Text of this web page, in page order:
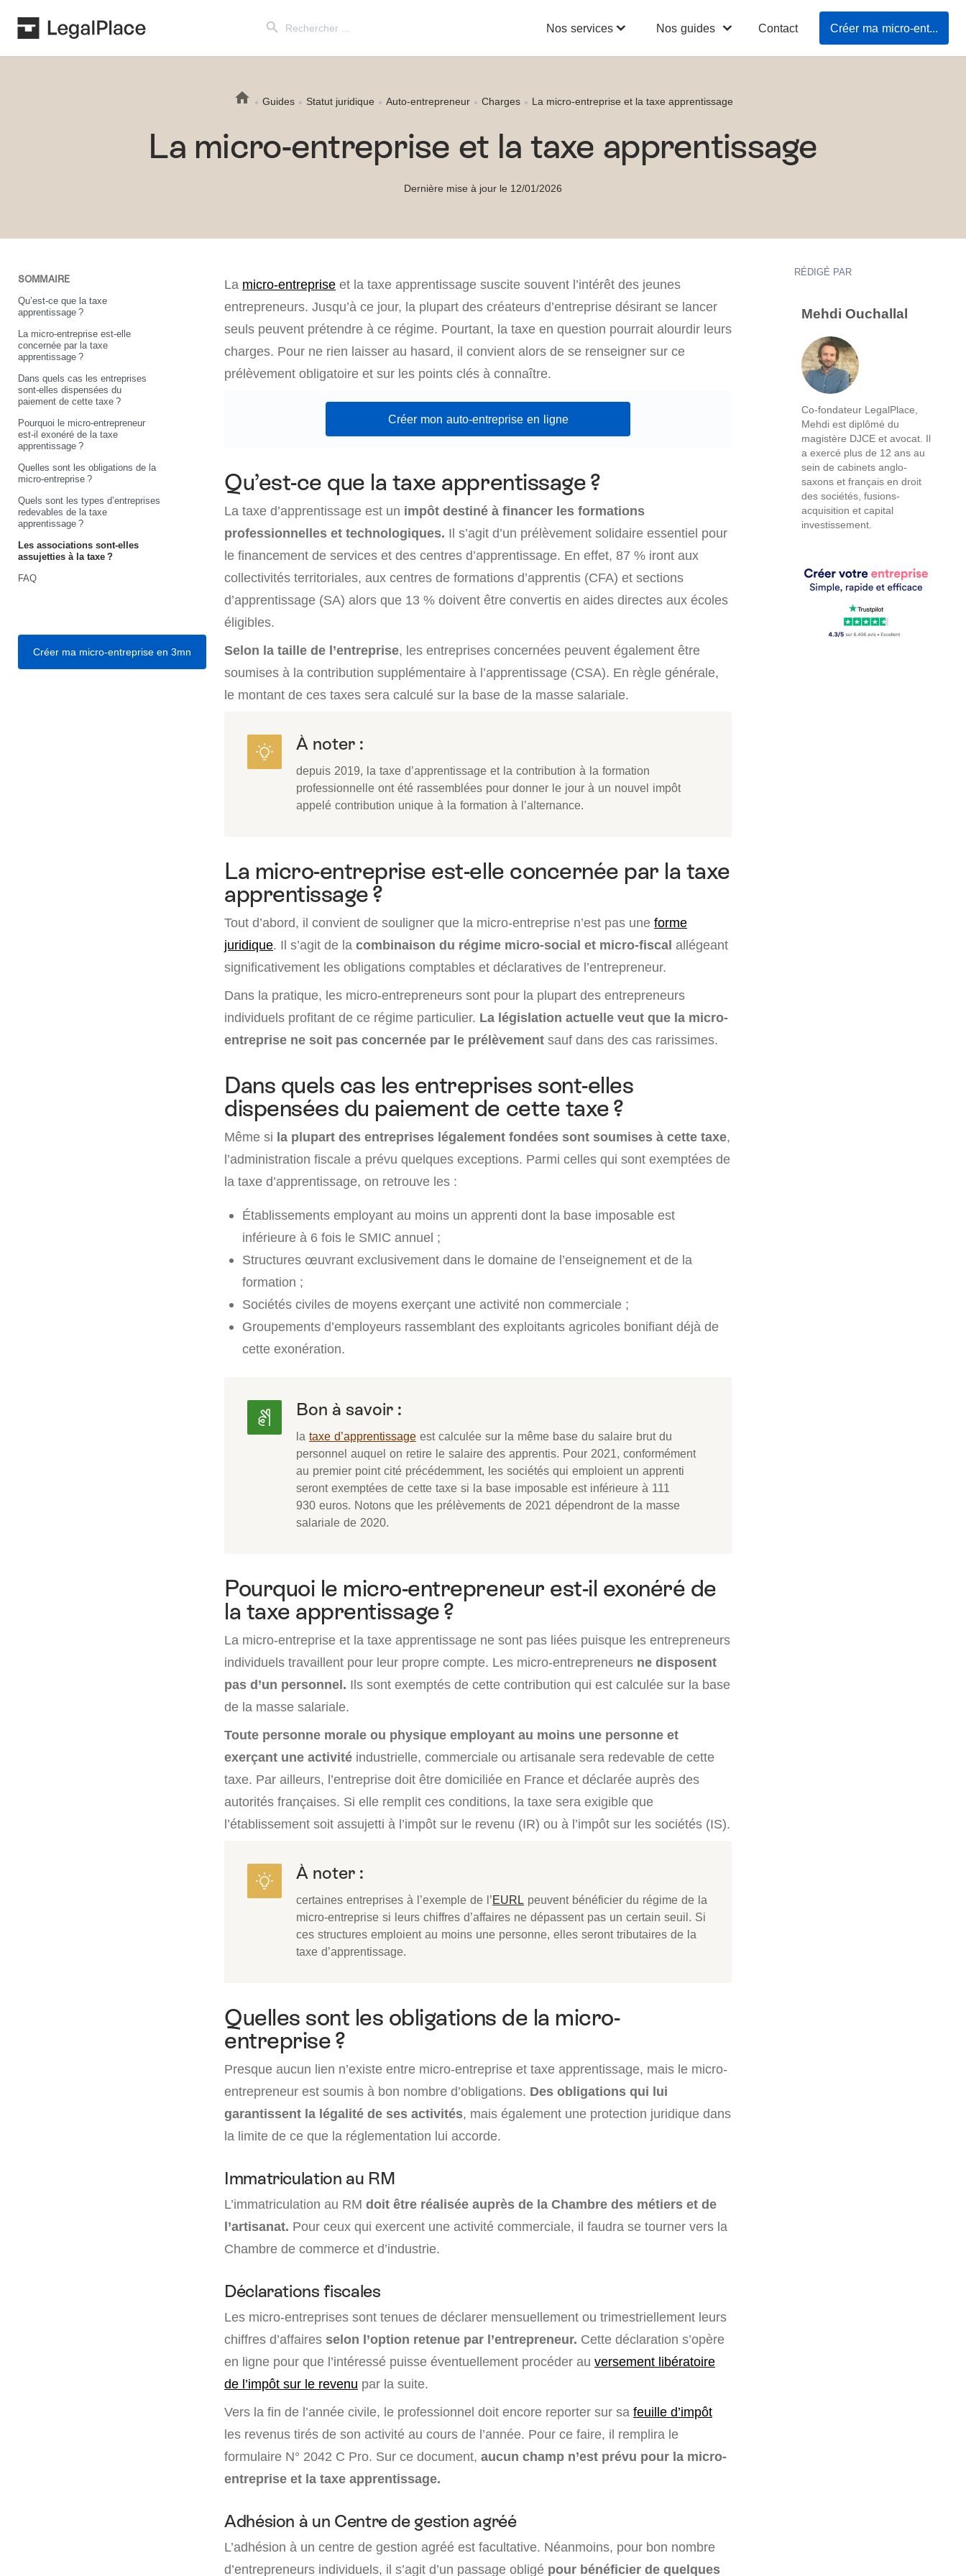
for:
Nos services
Nos guides Contact Créer ma micro-entreprise en 3mn
Guides Statut juridique Auto-entrepreneur Charges La micro-entreprise et la taxe apprentissage
La micro-entreprise et la taxe apprentissage
Dernière mise à jour le 12/01/2026
SOMMAIRE
Qu’est-ce que la taxe
apprentissage ?
La micro-entreprise est-elle
concernée par la taxe
apprentissage ?
Dans quels cas les entreprises
sont-elles dispensées du
paiement de cette taxe ?
Pourquoi le micro-entrepreneur
est-il exonéré de la taxe
apprentissage ?
Quelles sont les obligations de la
micro-entreprise ?
Quels sont les types d’entreprises
redevables de la taxe
apprentissage ?
Les associations sont-elles
assujetties à la taxe ?
FAQ
Créer ma micro-entreprise en 3mn
La micro-entreprise et la taxe apprentissage suscite souvent l’intérêt des jeunes
entrepreneurs. Jusqu’à ce jour, la plupart des créateurs d’entreprise désirant se lancer
seuls peuvent prétendre à ce régime. Pourtant, la taxe en question pourrait alourdir leurs
charges. Pour ne rien laisser au hasard, il convient alors de se renseigner sur ce
prélèvement obligatoire et sur les points clés à connaître.
Créer mon auto-entreprise en ligne
Qu’est-ce que la taxe apprentissage ?
La taxe d’apprentissage est un impôt destiné à financer les formations
professionnelles et technologiques. Il s’agit d’un prélèvement solidaire essentiel pour
le financement de services et des centres d’apprentissage. En effet, 87 % iront aux
collectivités territoriales, aux centres de formations d’apprentis (CFA) et sections
d’apprentissage (SA) alors que 13 % doivent être convertis en aides directes aux écoles
éligibles.
Selon la taille de l’entreprise, les entreprises concernées peuvent également être
soumises à la contribution supplémentaire à l’apprentissage (CSA). En règle générale,
le montant de ces taxes sera calculé sur la base de la masse salariale.
À noter :
depuis 2019, la taxe d’apprentissage et la contribution à la formation
professionnelle ont été rassemblées pour donner le jour à un nouvel impôt
appelé contribution unique à la formation à l’alternance.
La micro-entreprise est-elle concernée par la taxe
apprentissage ?
Tout d’abord, il convient de souligner que la micro-entreprise n’est pas une forme
juridique. Il s’agit de la combinaison du régime micro-social et micro-fiscal allégeant
significativement les obligations comptables et déclaratives de l’entrepreneur.
Dans la pratique, les micro-entrepreneurs sont pour la plupart des entrepreneurs
individuels profitant de ce régime particulier. La législation actuelle veut que la micro-
entreprise ne soit pas concernée par le prélèvement sauf dans des cas rarissimes.
Dans quels cas les entreprises sont-elles
dispensées du paiement de cette taxe ?
Même si la plupart des entreprises légalement fondées sont soumises à cette taxe,
l’administration fiscale a prévu quelques exceptions. Parmi celles qui sont exemptées de
la taxe d’apprentissage, on retrouve les :
Établissements employant au moins un apprenti dont la base imposable est
inférieure à 6 fois le SMIC annuel ;
Structures œuvrant exclusivement dans le domaine de l’enseignement et de la
formation ;
Sociétés civiles de moyens exerçant une activité non commerciale ;
Groupements d’employeurs rassemblant des exploitants agricoles bonifiant déjà de
cette exonération.
Bon à savoir :
la taxe d’apprentissage est calculée sur la même base du salaire brut du
personnel auquel on retire le salaire des apprentis. Pour 2021, conformément
au premier point cité précédemment, les sociétés qui emploient un apprenti
seront exemptées de cette taxe si la base imposable est inférieure à 111
930 euros. Notons que les prélèvements de 2021 dépendront de la masse
salariale de 2020.
Pourquoi le micro-entrepreneur est-il exonéré de
la taxe apprentissage ?
La micro-entreprise et la taxe apprentissage ne sont pas liées puisque les entrepreneurs
individuels travaillent pour leur propre compte. Les micro-entrepreneurs ne disposent
pas d’un personnel. Ils sont exemptés de cette contribution qui est calculée sur la base
de la masse salariale.
Toute personne morale ou physique employant au moins une personne et
exerçant une activité industrielle, commerciale ou artisanale sera redevable de cette
taxe. Par ailleurs, l’entreprise doit être domiciliée en France et déclarée auprès des
autorités françaises. Si elle remplit ces conditions, la taxe sera exigible que
l’établissement soit assujetti à l’impôt sur le revenu (IR) ou à l’impôt sur les sociétés (IS).
À noter :
certaines entreprises à l’exemple de l’EURL peuvent bénéficier du régime de la
micro-entreprise si leurs chiffres d’affaires ne dépassent pas un certain seuil. Si
ces structures emploient au moins une personne, elles seront tributaires de la
taxe d’apprentissage.
Quelles sont les obligations de la micro-
entreprise ?
Presque aucun lien n’existe entre micro-entreprise et taxe apprentissage, mais le micro-
entrepreneur est soumis à bon nombre d’obligations. Des obligations qui lui
garantissent la légalité de ses activités, mais également une protection juridique dans
la limite de ce que la réglementation lui accorde.
Immatriculation au RM
L’immatriculation au RM doit être réalisée auprès de la Chambre des métiers et de
l’artisanat. Pour ceux qui exercent une activité commerciale, il faudra se tourner vers la
Chambre de commerce et d’industrie.
Déclarations fiscales
Les micro-entreprises sont tenues de déclarer mensuellement ou trimestriellement leurs
chiffres d’affaires selon l’option retenue par l’entrepreneur. Cette déclaration s’opère
en ligne pour que l’intéressé puisse éventuellement procéder au versement libératoire
de l’impôt sur le revenu par la suite.
Vers la fin de l’année civile, le professionnel doit encore reporter sur sa feuille d’impôt
les revenus tirés de son activité au cours de l’année. Pour ce faire, il remplira le
formulaire N° 2042 C Pro. Sur ce document, aucun champ n’est prévu pour la micro-
entreprise et la taxe apprentissage.
Adhésion à un Centre de gestion agréé
L’adhésion à un centre de gestion agréé est facultative. Néanmoins, pour bon nombre
d’entrepreneurs individuels, il s’agit d’un passage obligé pour bénéficier de quelques
RÉDIGÉ PAR
Mehdi Ouchallal
Co-fondateur LegalPlace,
Mehdi est diplômé du
magistère DJCE et avocat. Il
a exercé plus de 12 ans au
sein de cabinets anglo-
saxons et français en droit
des sociétés, fusions-
acquisition et capital
investissement.